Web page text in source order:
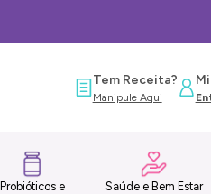
Tem Receita?
Manipule Aqui
Probióticos e
Saúde e Bem Estar